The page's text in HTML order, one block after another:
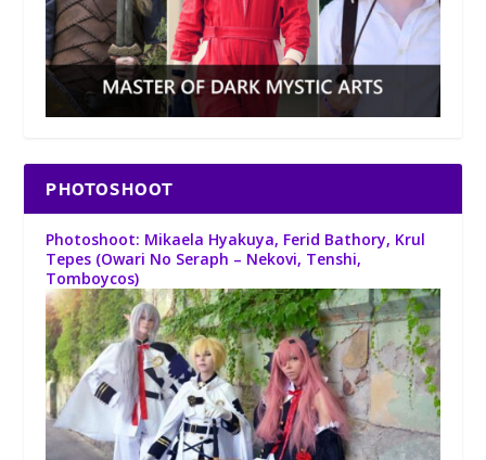
PHOTOSHOOT
Photoshoot: Mikaela Hyakuya, Ferid Bathory, Krul
Tepes (Owari No Seraph – Nekovi, Tenshi,
Tomboycos)